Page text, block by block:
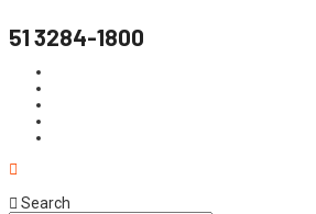
51 3284-1800
Search